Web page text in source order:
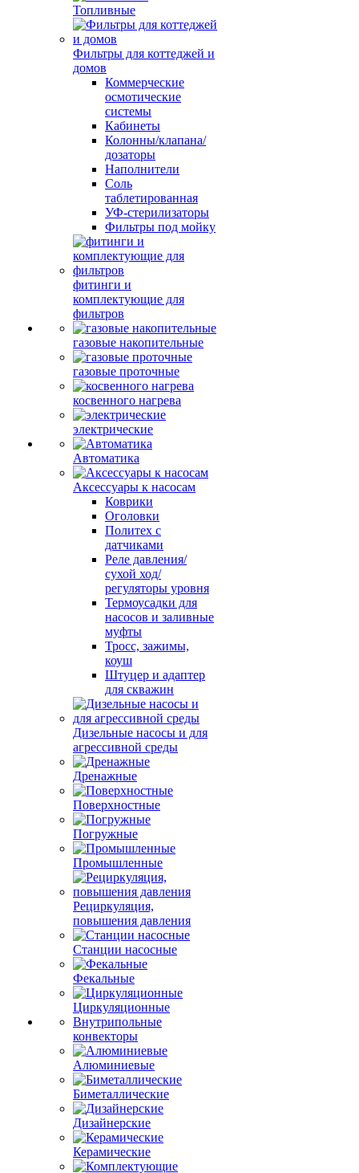
Топливные
Фильтры для коттеджей и
домов
Коммерческие
осмотические
системы
Кабинеты
Колонны/клапана/
дозаторы
Наполнители
Соль
таблетированная
УФ-стерилизаторы
Фильтры под мойку
фитинги и
комплектующие для
фильтров
газовые накопительные
газовые проточные
косвенного нагрева
электрические
Автоматика
Аксессуары к насосам
Коврики
Оголовки
Политех с
датчиками
Реле давления/
сухой ход/
регуляторы уровня
Термоусадки для
насосов и заливные
муфты
Тросс, зажимы,
коуш
Штуцер и адаптер
для скважин
Дизельные насосы и для
агрессивной среды
Дренажные
Поверхностные
Погружные
Промышленные
Рециркуляция,
повышения давления
Станции насосные
Фекальные
Циркуляционные
Внутрипольные
конвекторы
Алюминиевые
Биметаллические
Дизайнерские
Керамические